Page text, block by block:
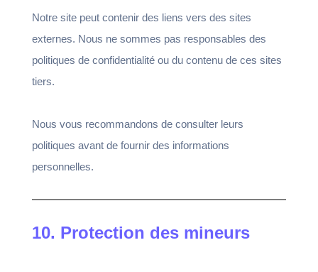
Notre site peut contenir des liens vers des sites
externes. Nous ne sommes pas responsables des
politiques de confidentialité ou du contenu de ces sites
tiers.
Nous vous recommandons de consulter leurs
politiques avant de fournir des informations
personnelles.
10. Protection des mineurs